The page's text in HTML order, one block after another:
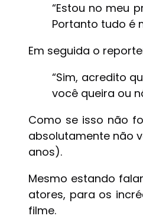
“Estou no meu
Portanto tudo é
Em seguida o
“Sim, acredito
você queira ou
Como se isso não
absolutamente não
anos).
Mesmo estando
atores, para os
filme.